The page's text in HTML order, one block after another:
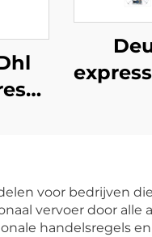
naar
voor bedrijven
vervoer door alle
handelsregels